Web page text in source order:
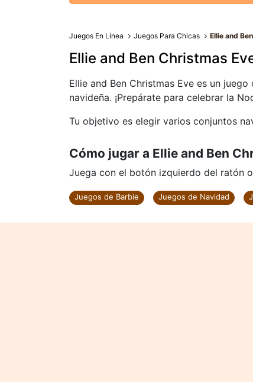
Juegos En Línea Juegos Para Chicas Ellie and
Ellie and Ben Christmas
Ellie and Ben Christmas Eve es un
navideña. ¡Prepárate para celebrar la
Tu objetivo es elegir varios conjuntos
Cómo jugar a Ellie and Ben
Juega con el botón izquierdo del ratón
Juegos de Barbie Juegos de Navidad